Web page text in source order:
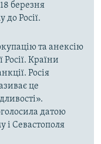
березня
Росії.
та анексію
Країни
Росія
це
датою
і Севастополя